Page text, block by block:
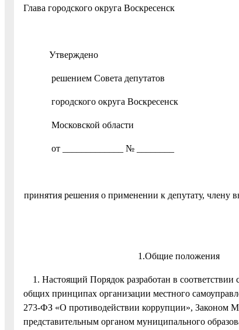
Глава городского округа
Утверждено
решением Совета депутатов
городского округа Воскресенск
Московской области
от _____________ № ________
принятия решения о применении к депутату, члену
1.Общие положения
1. Настоящий Порядок разработан в соответствии
общих принципах организации местного
273-ФЗ «О противодействии коррупции», Законом
представительным органом муниципального